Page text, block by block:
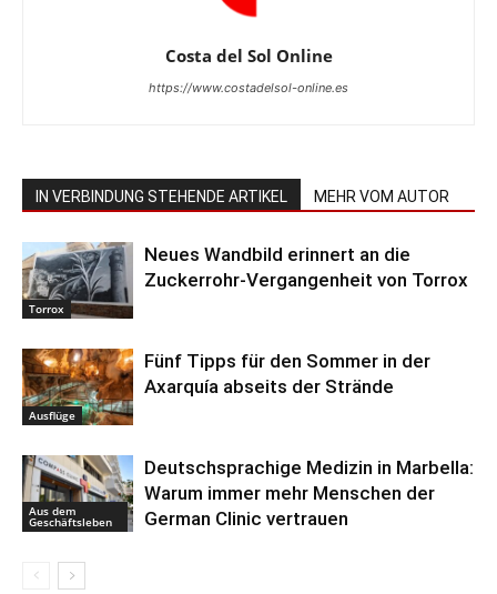
Costa del Sol Online
https://www.costadelsol-online.es
IN VERBINDUNG STEHENDE ARTIKEL MEHR VOM AUTOR
Torrox
Neues Wandbild erinnert an die
Zuckerrohr-Vergangenheit von Torrox
Ausflüge
Fünf Tipps für den Sommer in der
Axarquía abseits der Strände
Aus dem
Geschäftsleben
Deutschsprachige Medizin in Marbella:
Warum immer mehr Menschen der
German Clinic vertrauen